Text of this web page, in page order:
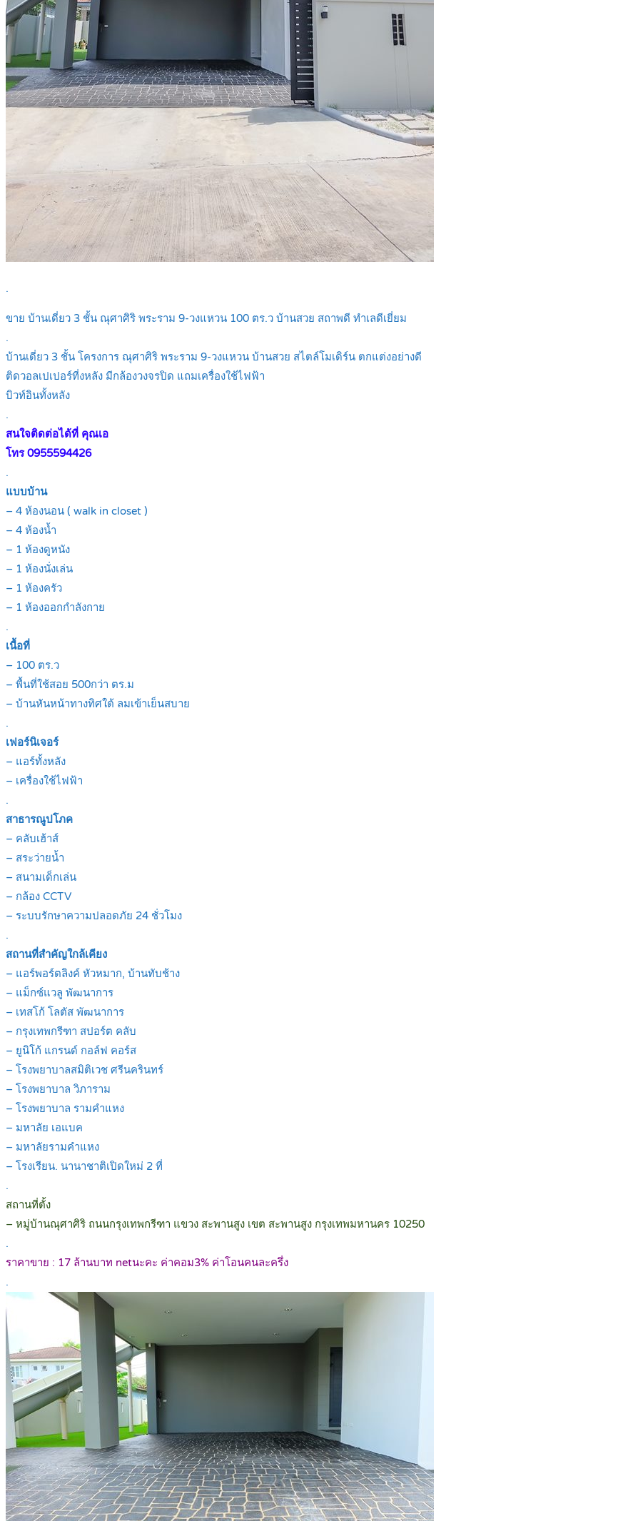
.
ขาย บ้านเดี่ยว 3 ชั้น ณุศาศิริ พระราม 9-วงแหวน 100 ตร.ว บ้านสวย สถาพดี ทำเลดีเยี่ยม
.
บ้านเดี่ยว 3 ชั้น โครงการ ณุศาศิริ พระราม 9-วงแหวน บ้านสวย สไตล์โมเดิร์น ตกแต่งอย่างดี
ติดวอลเปเปอร์ที่งหลัง มีกล้องวงจรปิด แถมเครื่องใช้ไฟฟ้า
บิวท์อินทั้งหลัง
.
สนใจติดต่อได้ที่ คุณเอ
โทร 0955594426
.
แบบบ้าน
– 4 ห้องนอน ( walk in closet )
– 4 ห้องน้ำ
– 1 ห้องดูหนัง
– 1 ห้องนั่งเล่น
– 1 ห้องครัว
– 1 ห้องออกกำลังกาย
.
เนื้อที่
– 100 ตร.ว
– พื้นที่ใช้สอย 500กว่า ตร.ม
– บ้านหันหน้าทางทิศใต้ ลมเข้าเย็นสบาย
.
เฟอร์นิเจอร์
– แอร์ทั้งหลัง
– เครื่องใช้ไฟฟ้า
.
สาธารณูปโภค
– คลับเฮ้าส์
– สระว่ายน้ำ
– สนามเด็กเล่น
– กล้อง CCTV
– ระบบรักษาความปลอดภัย 24 ชั่วโมง
.
สถานที่สำคัญใกล้เคียง
– แอร์พอร์ตลิงค์ หัวหมาก, บ้านทับช้าง
– แม็กซ์แวลู พัฒนาการ
– เทสโก้ โลตัส พัฒนาการ
– กรุงเทพกรีฑา สปอร์ต คลับ
– ยูนิโก้ แกรนด์ กอล์ฟ คอร์ส
– โรงพยาบาลสมิติเวช ศรีนครินทร์
– โรงพยาบาล วิภาราม
– โรงพยาบาล รามคำแหง
– มหาลัย เอแบค
– มหาลัยรามคำแหง
– โรงเรียน. นานาชาติเปิดใหม่ 2 ที่
.
สถานที่ตั้ง
– หมู่บ้านณุศาศิริ ถนนกรุงเทพกรีฑา แขวง สะพานสูง เขต สะพานสูง กรุงเทพมหานคร 10250
.
ราคาขาย : 17 ล้านบาท netนะคะ ค่าคอม3% ค่าโอนคนละครึ่ง
.